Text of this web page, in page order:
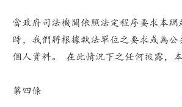
當政府司法機關依照法定程序要求本網
時，我們將根據執法單位之要求或為公
個人資料。 在此情況下之任何披露，
第四條